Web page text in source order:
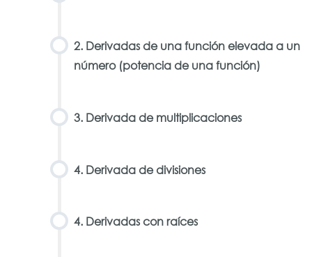
2. Derivadas de una función elevada a un
número (potencia de una función)
3. Derivada de multiplicaciones
4. Derivada de divisiones
4. Derivadas con raíces